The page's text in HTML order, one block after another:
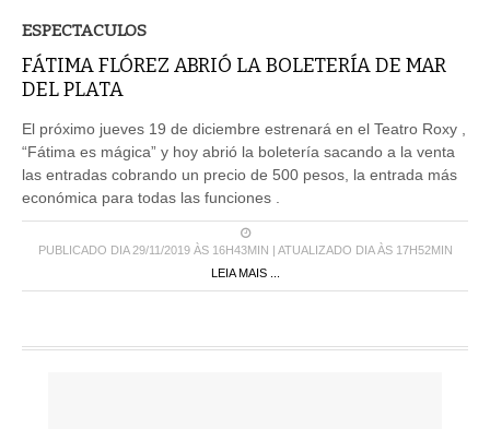
ESPECTACULOS
FÁTIMA FLÓREZ ABRIÓ LA BOLETERÍA DE MAR
DEL PLATA
El próximo jueves 19 de diciembre estrenará en el Teatro Roxy ,
“Fátima es mágica” y hoy abrió la boletería sacando a la venta
las entradas cobrando un precio de 500 pesos, la entrada más
económica para todas las funciones .
PUBLICADO DIA 29/11/2019 ÀS 16H43MIN | ATUALIZADO DIA ÀS 17H52MIN
LEIA MAIS ...